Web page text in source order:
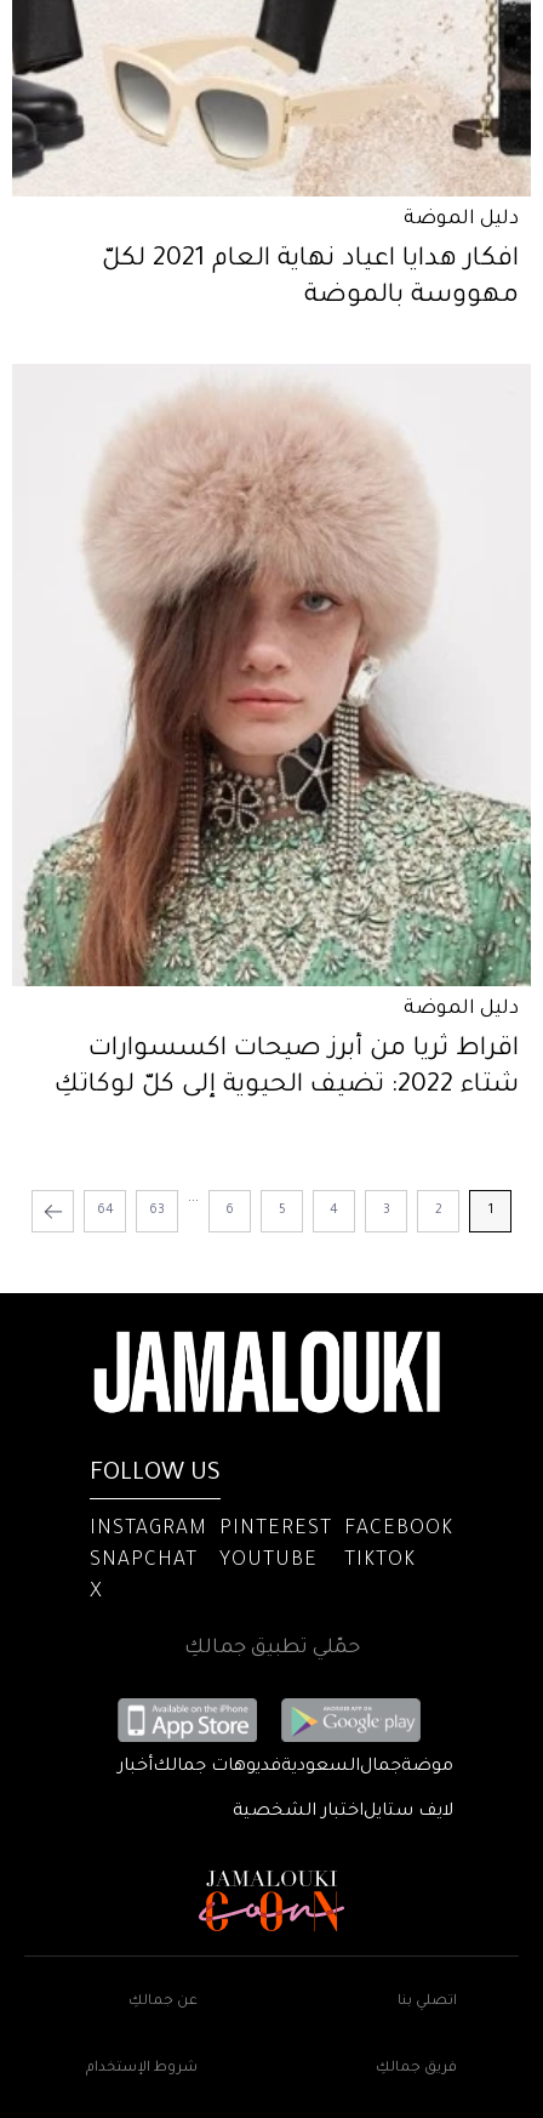
دليل الموضة
افكار هدايا اعياد نهاية العام 2021 لكلّ
مهووسة بالموضة
دليل الموضة
اقراط ثريا من أبرز صيحات اكسسوارات
شتاء 2022: تضيف الحيوية إلى كلّ لوكاتكِ
1
2
3
4
5
6
...
63
64
FOLLOW US
INSTAGRAM PINTEREST
FACEBOOK
SNAPCHAT
YOUTUBE
TIKTOK
X
حمّلي تطبيق جمالكِ
موضةجمالالسعوديةفديوهات جمالكأخبار
لايف ستايلاختبار الشخصية
اتصلي بنا عن جمالكِ
فريق جمالكِ شروط الإستخدام